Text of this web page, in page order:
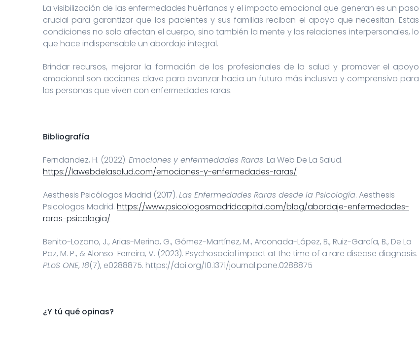
La visibilización de las enfermedades huérfanas y el impacto emocional que generan es un paso
crucial para garantizar que los pacientes y sus familias reciban el apoyo que necesitan. Estas
condiciones no solo afectan el cuerpo, sino también la mente y las relaciones interpersonales, lo
que hace indispensable un abordaje integral.
Brindar recursos, mejorar la formación de los profesionales de la salud y promover el apoyo
emocional son acciones clave para avanzar hacia un futuro más inclusivo y comprensivo para
las personas que viven con enfermedades raras.
Bibliografía
Ferndandez, H. (2022). Emociones y enfermedades Raras. La Web De La Salud.
https://lawebdelasalud.com/emociones-y-enfermedades-raras/
Aesthesis Psicólogos Madrid (2017). Las Enfermedades Raras desde la Psicología. Aesthesis
Psicologos Madrid. https://www.psicologosmadridcapital.com/blog/abordaje-enfermedades-
raras-psicologia/
Benito-Lozano, J., Arias-Merino, G., Gómez-Martínez, M., Arconada-López, B., Ruiz-García, B., De La
Paz, M. P., & Alonso-Ferreira, V. (2023). Psychosocial impact at the time of a rare disease diagnosis.
PLoS ONE, 18(7), e0288875. https://doi.org/10.1371/journal.pone.0288875
¿Y tú qué opinas?